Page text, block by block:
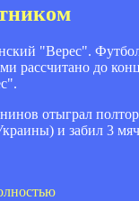
"Верес".
рассчитано до
отыграл
и забил 3